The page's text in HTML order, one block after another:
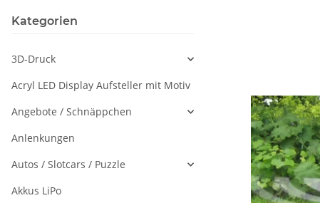
Kategorien
3D-Druck
Acryl LED Display Aufsteller mit Motiv
Angebote / Schnäppchen
Anlenkungen
Autos / Slotcars / Puzzle
Akkus LiPo